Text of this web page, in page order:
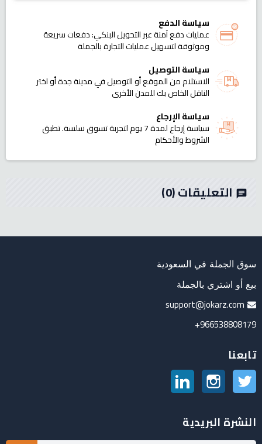
سياسة الدفع
عمليات دفع آمنة عبر التحويل البنكي: دفعات سريعة
وموثوقة لتسهيل عمليات التجارة بالجملة
سياسة التوصيل
الاستلام من الموقع أو التوصيل في مدينة جدة أو اختر
الناقل الخاص بك للمدن الأخرى
سياسة الإرجاع
سياسة إرجاع لمدة 7 يوم لتجربة تسوق سلسة. تطبق
الشروط والأحكام
chat التعليقات(0)
سوق الجملة في السعودية
بيع أو اشتري بالجملة
support@jokarz.com
966538808179+
تابعنا
تويتر انستغرام
النشرة البريدية